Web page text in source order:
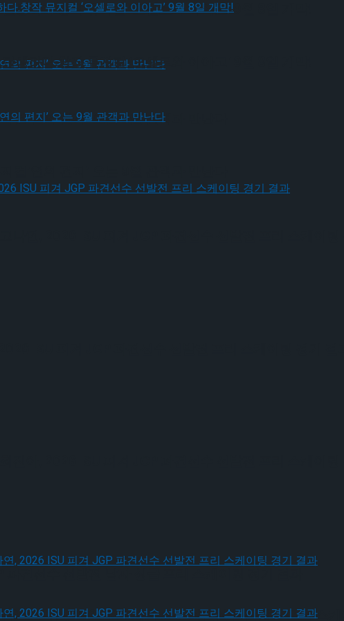
생하다.창작 뮤지컬 ‘오셀로와 이아고’ 9월 8일 개막!
’연의 편지’ 오는 9월 관객과 만난다
고나연, 2026 ISU 피겨 JGP 파견선수 선발전 프리 스케
생하다.창작 뮤지컬 ‘오셀로와 이아고’ 9월 8일 개막!
연, 2026 ISU 피겨 JGP 파견선수 선발전 프리 스케이팅
ISU 피겨 JGP 파견선수 선발전 프리 스케이팅 경기 결과
견선수 선발전 남자 싱글 프리 스케이팅 경기 결과